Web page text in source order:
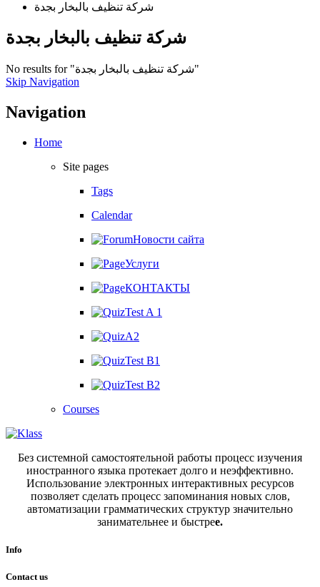
شركة تنظيف بالبخار بجدة
شركة تنظيف بالبخار بجدة
No results for "شركة تنظيف بالبخار بجدة"
Skip Navigation
Navigation
Home
Site pages
Tags
Calendar
Новости сайта
Услуги
КОНТАКТЫ
Test A 1
A2
Test B1
Test B2
Courses
Без системной самостоятельной работы процесс изучения
иностранного языка протекает долго и неэффективно.
Использование электронных интерактивных ресурсов
позволяет сделать процесс запоминания новых слов,
автоматизации грамматических структур значительно
занимательнее и быстрее.
Info
Contact us